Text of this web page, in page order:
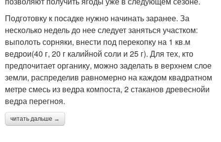
Подготовку к посадке нужно начинать заранее. За
несколько недель до нее следует заняться участком:
выполоть сорняки, внести под перекопку на 1 кв.м
ведрои(40 г, 20 г калийной соли и 25 г). Для тех, кто
предпочитает органику, можно заделать в верхнем слое
земли, распределив равномерно на каждом квадратном
метре смесь из ведра компоста, 2 стаканов древеснойи
ведра перегноя.
читать дальше →